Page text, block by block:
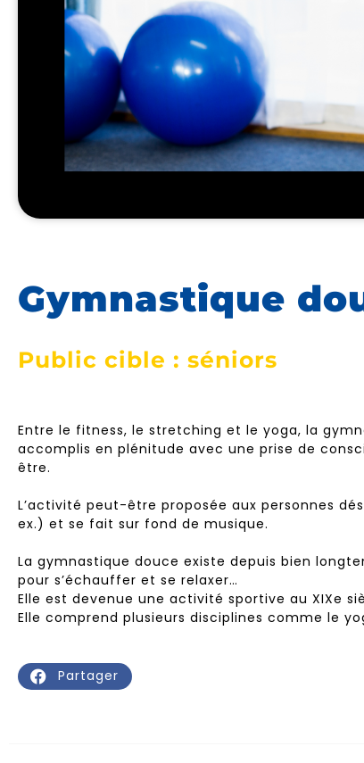
Gymnastique
Public cible : séniors
Entre le fitness, le stretching et le yoga, la
accomplis en plénitude avec une prise de
être.
L’activité peut-être proposée aux personnes
ex.) et se fait sur fond de musique.
La gymnastique douce existe depuis bien
pour s’échauffer et se relaxer…
Elle est devenue une activité sportive au XIXe
Elle comprend plusieurs disciplines comme le
Partager